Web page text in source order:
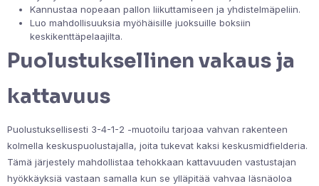
Kannustaa nopeaan pallon liikuttamiseen ja yhdistelmäpeliin.
Luo mahdollisuuksia myöhäisille juoksuille boksiin
keskikenttäpelaajilta.
Puolustuksellinen vakaus ja
kattavuus
Puolustuksellisesti 3-4-1-2 -muotoilu tarjoaa vahvan rakenteen
kolmella keskuspuolustajalla, joita tukevat kaksi keskusmidfielderia.
Tämä järjestely mahdollistaa tehokkaan kattavuuden vastustajan
hyökkäyksiä vastaan samalla kun se ylläpitää vahvaa läsnäoloa